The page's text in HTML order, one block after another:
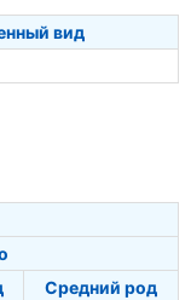
вид
Средний род